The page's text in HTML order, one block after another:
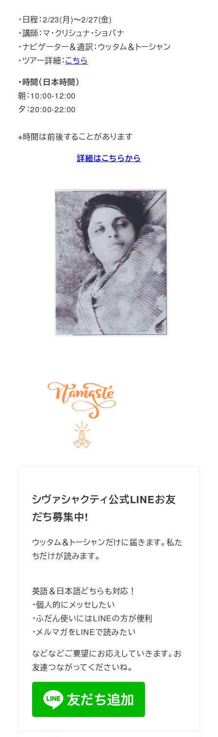
・日程：2/23(月)〜2/27(金)
・講師：マ・クリシュナ・ショバナ
・ナビゲーター＆通訳：ウッタム＆トーシャン
・ツアー詳細：こちら
・時間（日本時間）
朝：10:00-12:00
夕：20:00-22:00
※時間は前後することがあります
詳細はこちらから
シヴァシャクティ公式LINEお友
だち募集中!
ウッタム＆トーシャンだけに届きます。私た
ちだけが読みます。
英語＆日本語どちらも対応！
・個人的にメッセしたい
・ふだん使いにはLINEの方が便利
・メルマガをLINEで読みたい
などなどご要望にお応えしていきます。お
友達つながってくださいね。